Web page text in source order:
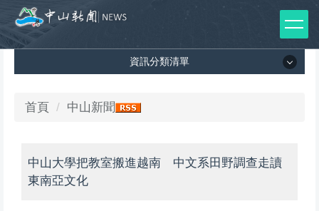
到
主
資訊分類清單
資訊分類清單
媒體報導
首頁 中山新聞
中山大學把教室搬進越南 中文系田野調查走讀
東南亞文化